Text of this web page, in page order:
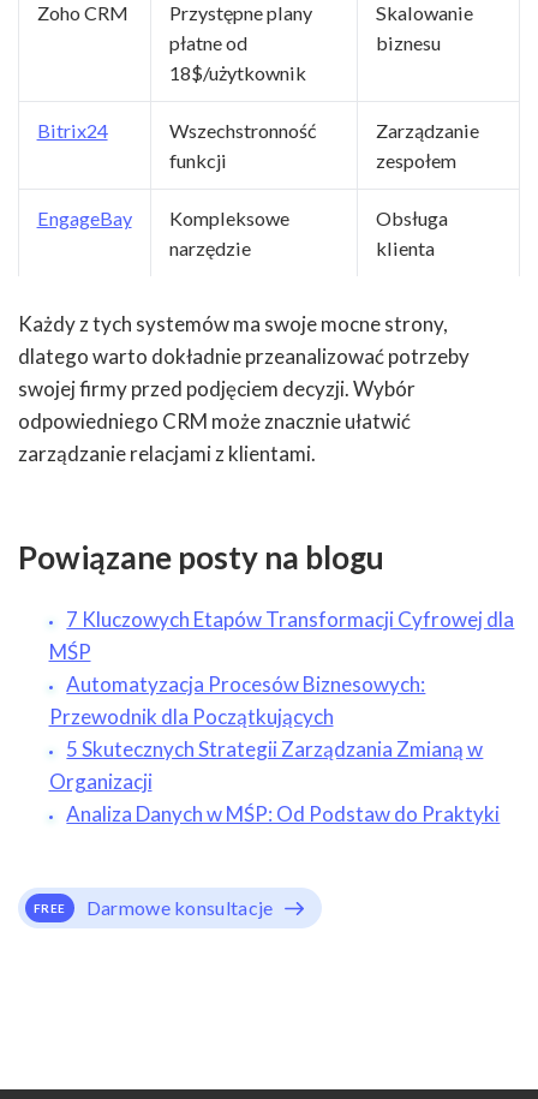
Zoho CRM
Przystępne plany
płatne od
18$/użytkownik
Skalowanie
biznesu
Bitrix24
Wszechstronność
funkcji
Zarządzanie
zespołem
EngageBay
Kompleksowe
narzędzie
Obsługa
klienta
Każdy z tych systemów ma swoje mocne strony,
dlatego warto dokładnie przeanalizować potrzeby
swojej firmy przed podjęciem decyzji. Wybór
odpowiedniego CRM może znacznie ułatwić
zarządzanie relacjami z klientami.
Powiązane posty na blogu
7 Kluczowych Etapów Transformacji Cyfrowej dla
MŚP
Automatyzacja Procesów Biznesowych:
Przewodnik dla Początkujących
5 Skutecznych Strategii Zarządzania Zmianą w
Organizacji
Analiza Danych w MŚP: Od Podstaw do Praktyki
FREE Darmowe konsultacje